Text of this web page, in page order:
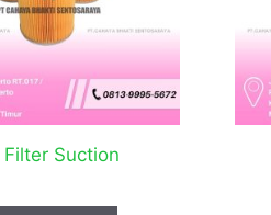
Filter Suction